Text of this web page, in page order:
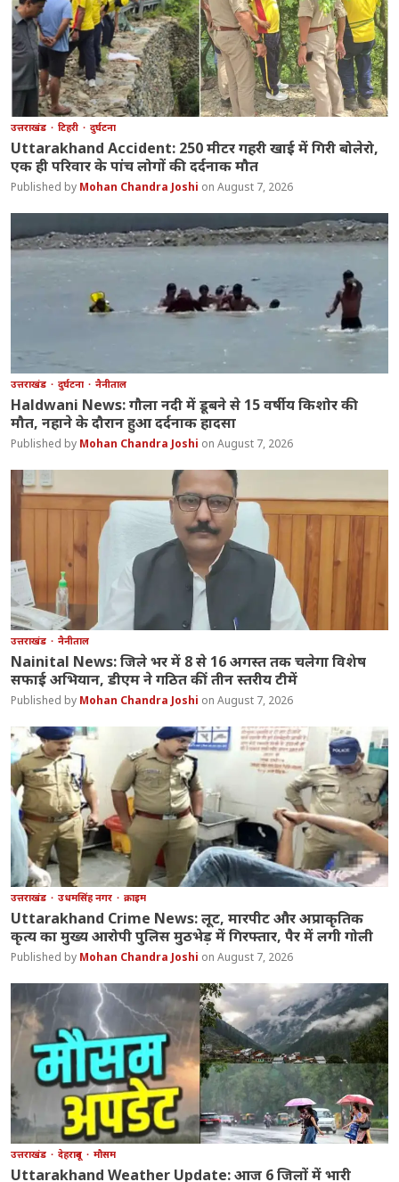
उत्तराखंड टिहरी दुर्घटना
Uttarakhand Accident: 250 मीटर गहरी खाई में गिरी बोलेरो,
एक ही परिवार के पांच लोगों की दर्दनाक मौत
Mohan Chandra Joshi August 7, 2026
उत्तराखंड दुर्घटना नैनीताल
Haldwani News: गौला नदी में डूबने से 15 वर्षीय किशोर की
मौत, नहाने के दौरान हुआ दर्दनाक हादसा
Mohan Chandra Joshi August 7, 2026
उत्तराखंड नैनीताल
Nainital News: जिले भर में 8 से 16 अगस्त तक चलेगा विशेष
सफाई अभियान, डीएम ने गठित कीं तीन स्तरीय टीमें
Mohan Chandra Joshi August 7, 2026
उत्तराखंड उधमसिंह नगर क्राइम
Uttarakhand Crime News: लूट, मारपीट और अप्राकृतिक
कृत्य का मुख्य आरोपी पुलिस मुठभेड़ में गिरफ्तार, पैर में लगी गोली
Mohan Chandra Joshi August 7, 2026
उत्तराखंड देहरादून मौसम
Uttarakhand Weather Update: आज 6 जिलों में भारी